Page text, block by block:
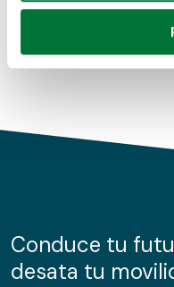
para buscar
Obtenga más
de cookies.
información sobre el
nuestros partners de
Conduce tu
desata tu